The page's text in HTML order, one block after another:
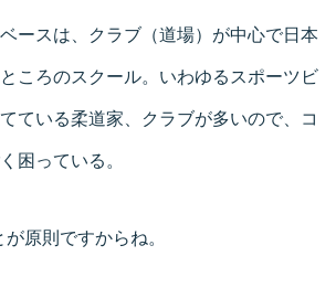
ースは、クラブ（道場）が中心で日本
ころのスクール。いわゆるスポーツビ
ている柔道家、クラブが多いので、コ
困っている。
原則ですからね。